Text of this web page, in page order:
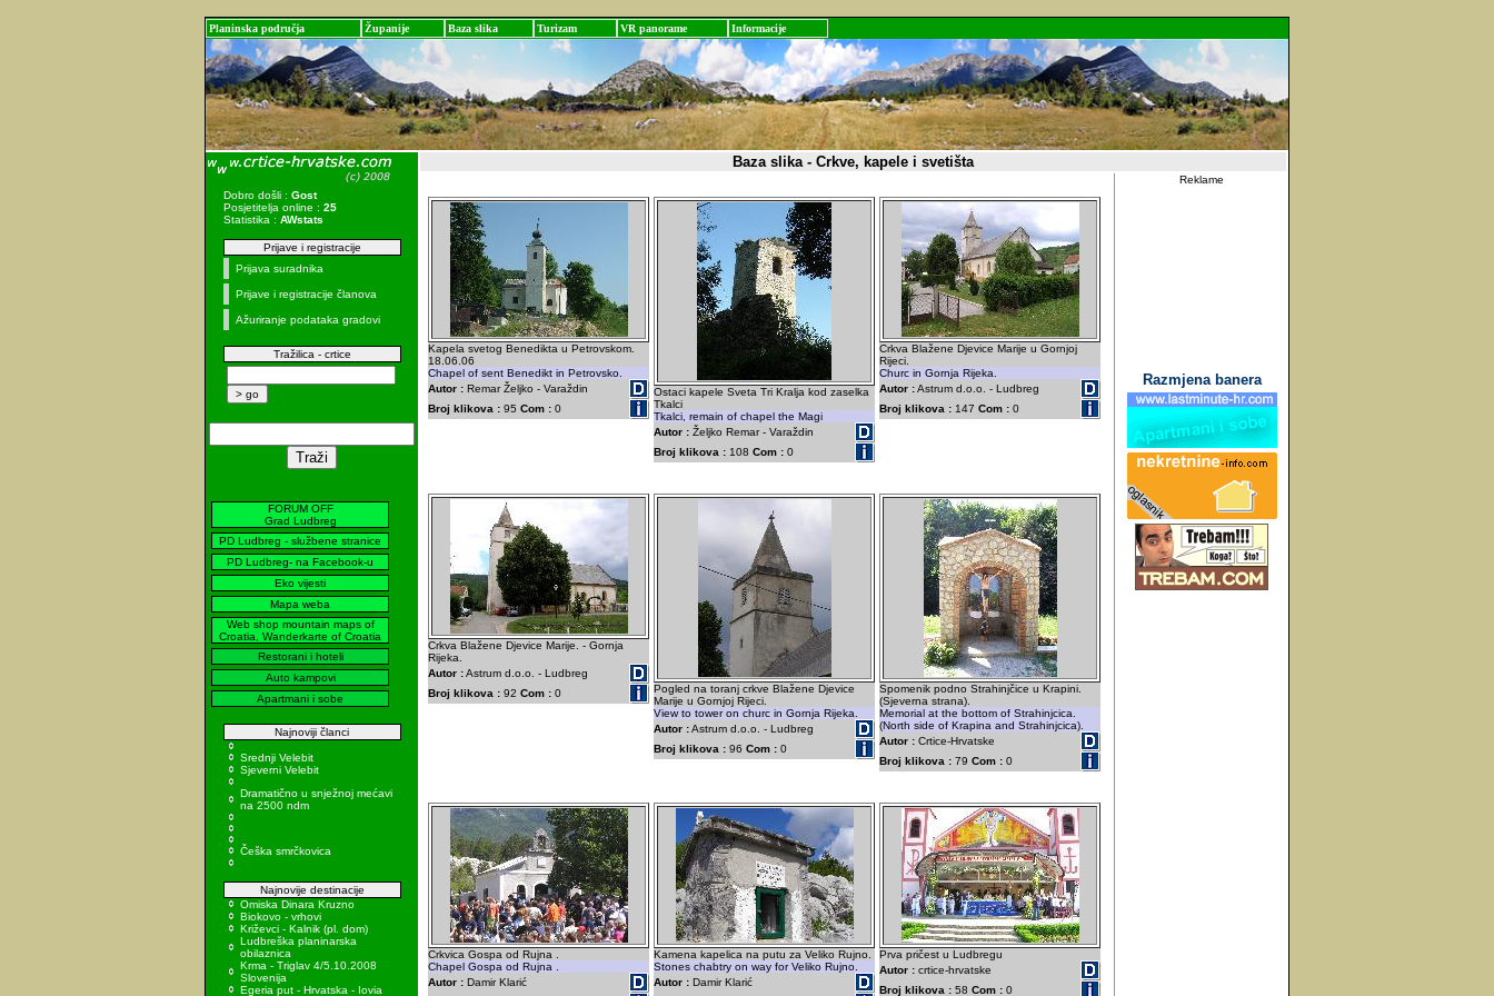
Planinska područja Županije Baza slika Turizam VR panorame Informacije
Dobro došli : Gost
Posjetitelja online : 25
Statistika : AWstats
Prijave i registracije
Prijava suradnika
Prijave i registracije članova
Ažuriranje podataka gradovi
Tražilica - crtice
FORUM OFF
Grad Ludbreg
PD Ludbreg - službene stranice
PD Ludbreg- na Facebook-u
Eko vijesti
Mapa weba
Web shop mountain maps of
Croatia, Wanderkarte of Croatia
Restorani i hoteli
Auto kampovi
Apartmani i sobe
Najnoviji članci
Srednji Velebit
Sjeverni Velebit
Dramatično u snježnoj mećavi
na 2500 ndm
Češka smrčkovica
Najnovije destinacije
Omiska Dinara Kruzno
Biokovo - vrhovi
Križevci - Kalnik (pl. dom)
Ludbreška planinarska
obilaznica
Krma - Triglav 4/5.10.2008
Slovenija
Egeria put - Hrvatska - Iovia
Baza slika - Crkve, kapele i svetišta
Kapela svetog Benedikta u Petrovskom.
18.06.06
Chapel of sent Benedikt in Petrovsko.
Autor : Remar Željko - Varaždin
Broj klikova : 95 Com : 0
Ostaci kapele Sveta Tri Kralja kod zaselka
Tkalci
Tkalci, remain of chapel the Magi
Autor : Željko Remar - Varaždin
Broj klikova : 108 Com : 0
Crkva Blažene Djevice Marije u Gornjoj
Rijeci.
Churc in Gornja Rijeka.
Autor :Astrum d.o.o. - Ludbreg
Broj klikova : 147 Com : 0
Crkva Blažene Djevice Marije. - Gornja
Rijeka.
Autor :Astrum d.o.o. - Ludbreg
Broj klikova : 92 Com : 0
Pogled na toranj crkve Blažene Djevice
Marije u Gornjoj Rijeci.
View to tower on churc in Gornja Rijeka.
Autor :Astrum d.o.o. - Ludbreg
Broj klikova : 96 Com : 0
Spomenik podno Strahinjčice u Krapini.
(Sjeverna strana).
Memorial at the bottom of Strahinjcica.
(North side of Krapina and Strahinjcica).
Autor : Crtice-Hrvatske
Broj klikova : 79 Com : 0
Crkvica Gospa od Rujna .
Chapel Gospa od Rujna .
Autor : Damir Klarić
Kamena kapelica na putu za Veliko Rujno.
Stones chabtry on way for Veliko Rujno.
Autor : Damir Klarić
Prva pričest u Ludbregu
Autor : crtice-hrvatske
Broj klikova : 58 Com : 0
Reklame
Razmjena banera